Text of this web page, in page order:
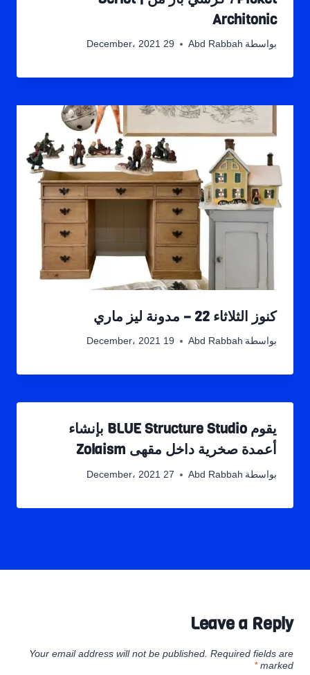
Architonic
بواسطة Abd Rabbah 29 December، 2021
كنوز الثلاثاء 22 – مدونة ليز ماري
بواسطة Abd Rabbah 19 December، 2021
يقوم BLUE Structure Studio بإنشاء
أعمدة صخرية داخل مقهى Zolaism
بواسطة Abd Rabbah 27 December، 2021
Leave a Reply
Your email address will not be published. Required fields are
marked
*